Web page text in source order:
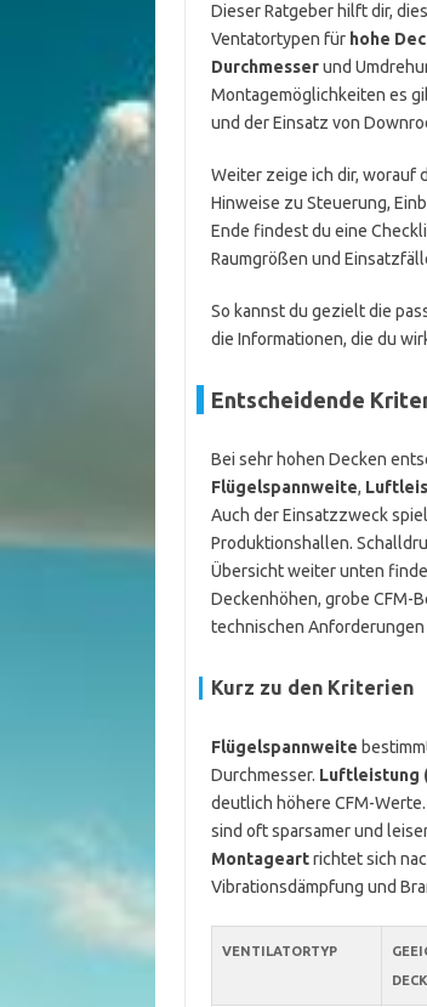
Dieser Ratgeber hilft dir,
Ventatortypen für hohe
Durchmesserund
Montagemöglichkeiten es
und der Einsatz von
Weiter zeige ich dir, worauf
Hinweise zu Steuerung,
Ende findest du eine
Raumgrößen und
So kannst du gezielt die
die Informationen, die du
Entscheidende
Bei sehr hohen Decken
Flügelspannweite,
Auch der Einsatzzweck
Produktionshallen.
Übersicht weiter unten
Deckenhöhen, grobe CFM-
technischen
Kurz zu den Kriterien
Flügelspannweite
Durchmesser. Luftleistung
deutlich höhere CFM-Werte.
sind oft sparsamer und
Montageartrichtet sich
Vibrationsdämpfung und
VENTILATORTYP